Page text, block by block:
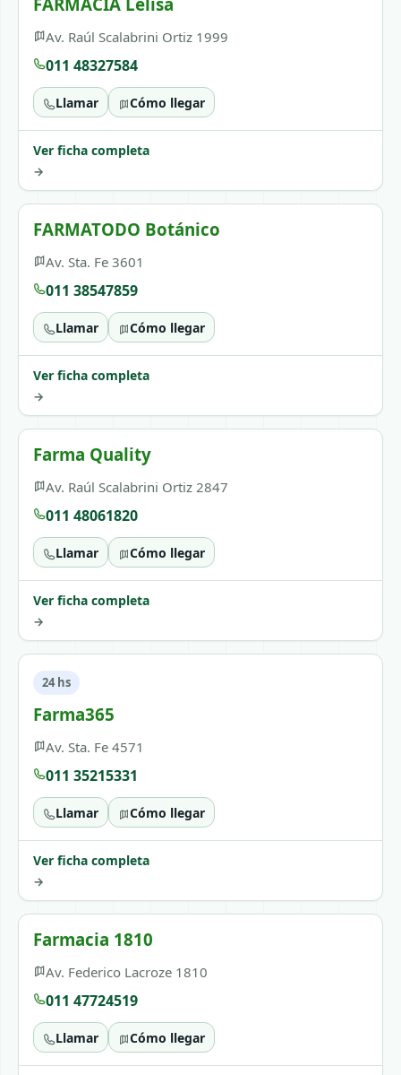
Av. Raúl Scalabrini Ortiz 1999
011 48327584
Llamar Cómo llegar
Ver ficha completa
→
FARMATODO Botánico
Av. Sta. Fe 3601
011 38547859
Llamar Cómo llegar
Ver ficha completa
→
Farma Quality
Av. Raúl Scalabrini Ortiz 2847
011 48061820
Llamar Cómo llegar
Ver ficha completa
→
24 hs
Farma365
Av. Sta. Fe 4571
011 35215331
Llamar Cómo llegar
Ver ficha completa
→
Farmacia 1810
Av. Federico Lacroze 1810
011 47724519
Llamar Cómo llegar